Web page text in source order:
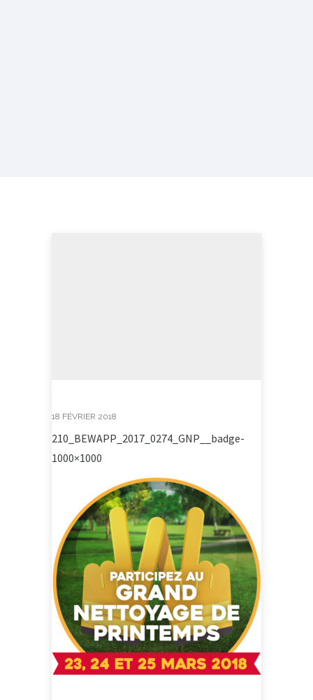
18 FÉVRIER 2018
210_BEWAPP_2017_0274_GNP__badge-
1000×1000